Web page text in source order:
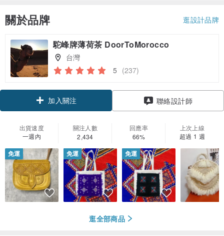
關於品牌 逛設計品牌
駝峰牌薄荷茶 DoorToMorocco
台灣
5 (237)
加入關注 聯絡設計師
出貨速度
一週內
關注人數
2,434
回應率
66%
上次上線
超過 1 週
免運 免運 免運
逛全部商品